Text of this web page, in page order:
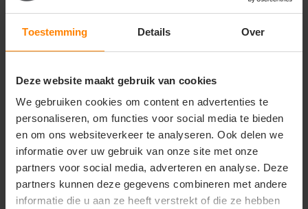
Toestemming Details Over
Deze website maakt gebruik van cookies
We gebruiken cookies om content en advertenties te
personaliseren, om functies voor social media te bieden
en om ons websiteverkeer te analyseren. Ook delen we
informatie over uw gebruik van onze site met onze
partners voor social media, adverteren en analyse. Deze
partners kunnen deze gegevens combineren met andere
informatie die u aan ze heeft verstrekt of die ze hebben
evenementen
Medewerkers in de logistiek, bouw, retail en
Bedrijven die een kwalitatieve polo zoeken met
Belangrijkste kenmerken:
Bewerking:Ideaal voor zeefdruk, transferdruk en
borduring
Materiaal:100% gekamde katoen (Piqué)
Stofgewicht:180 g/m² (betrouwbare
middenklasse kwaliteit)